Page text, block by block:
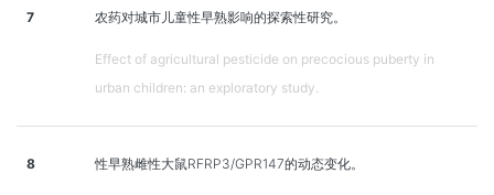
7 农药对城市儿童性早熟影响的探索性研究。
Effect of agricultural pesticide on precocious puberty in
urban children: an exploratory study.
8 性早熟雌性大鼠RFRP3/GPR147的动态变化。